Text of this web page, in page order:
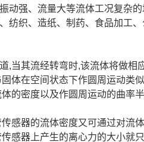
动强、流量大等流体工况复杂
纺织、造纸、制药、食品加工
,当其流经转弯时,该流体将做相
体在空间状态下作圆周运动类
的密度以及作圆周运动的曲率
感器的流体密度又可通过对流
感器上产生的离心力的大小就